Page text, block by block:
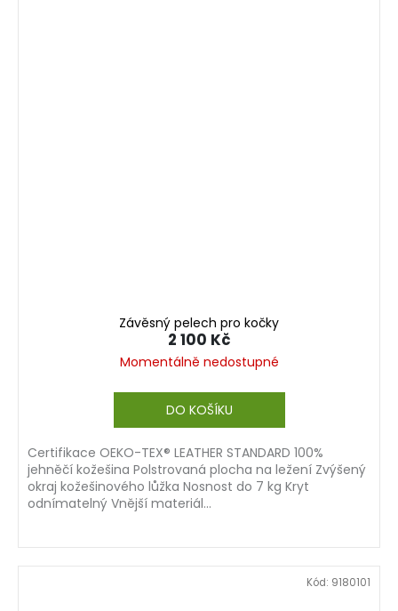
Závěsný pelech pro kočky
Momentálně nedostupné
2 100 Kč
DO KOŠÍKU
Certifikace OEKO-TEX® LEATHER STANDARD 100%
jehněčí kožešina Polstrovaná plocha na ležení Zvýšený
okraj kožešinového lůžka Nosnost do 7 kg Kryt
odnímatelný Vnější materiál...
Kód: 9180101